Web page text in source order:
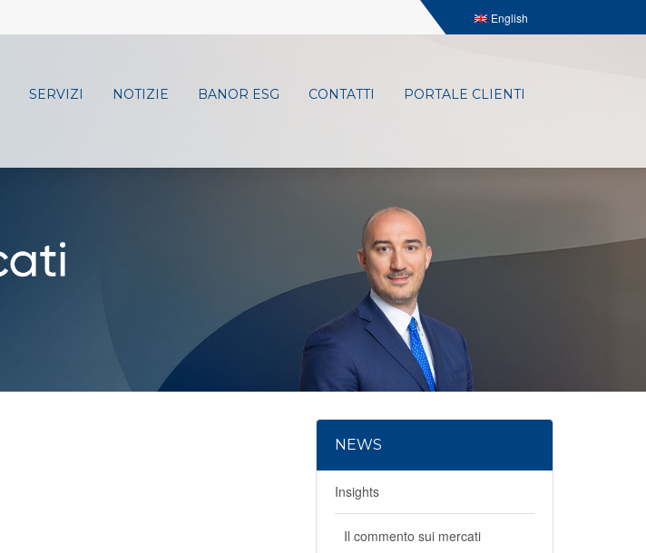
English
SERVIZI NOTIZIE BANOR ESG CONTATTI PORTALE CLIENTI
NEWS
Insights
Il commento sui mercati